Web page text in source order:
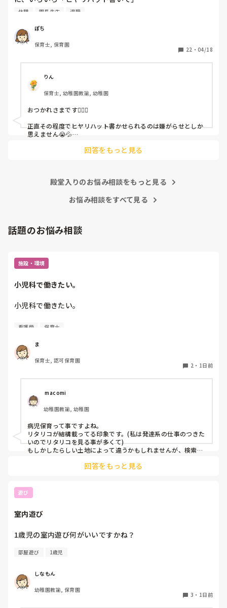
と書かされ
（そう言う本人は書かない）
しかも、上司に↑この内容でも
ちゃんと考えて対策を練って書き込むようにと。
呼ばれて一緒に対策を考えさせられること多数
これだけで30〜40分拘束されて辛いです
皆さんの園はどうですか?
休憩 園長先生 退職
ぽち
保育士, 保育園
22 ・ 04/18
りん
保育士, 幼稚園教諭, 幼稚園
おつかれさまです🙇🏻‍♀️
正直その程度でヒヤリハット書かせられるのは嫌がらせとしか
思えません😭💦
回答をもっと見る
殿堂入りのお悩み相談をもっと見る
お悩み相談をすべて見る
話題のお悩み相談
施設・環境
小児科で働きたい。
小児科で働きたい。
今は保育園勤務ですが、
本当は小児科で保育士として
働きたいです。
しかし、地方なのかそのような求人が
ほぼなく、ホームページなどもチェック
していますが見つかりません😭
もともと、看護師を目指していたのもあって、、
もちろん医療的なことができないのは
わかっていますが💦
看護師 保育士
ま
保育士, 認可保育園
2 ・ 1日前
macomi
幼稚園教諭, 幼稚園
病児保育って事ですよね。
リタリコが結構載ってる印象です。(私は発達系の仕事のつきた
いのでリタリコを見る事が多くて)
もしかしたらしい土地によって違うかもしれませんが、検索し
回答をもっと見る
遊び
室内遊び
1歳児の室内遊び何がいいですかね？
部屋遊び 1歳児
しなもん
幼稚園教諭, 保育園
3 ・ 1日前